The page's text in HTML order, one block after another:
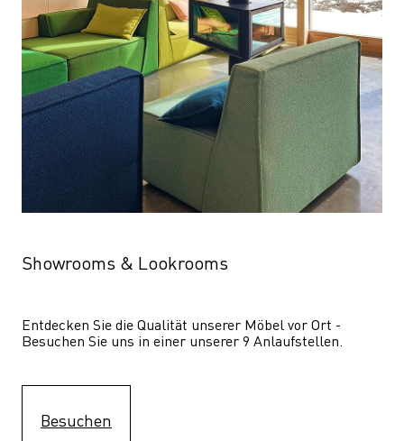
Showrooms & Lookrooms
Entdecken Sie die Qualität unserer Möbel vor Ort -
Besuchen Sie uns in einer unserer 9 Anlaufstellen.
Besuchen